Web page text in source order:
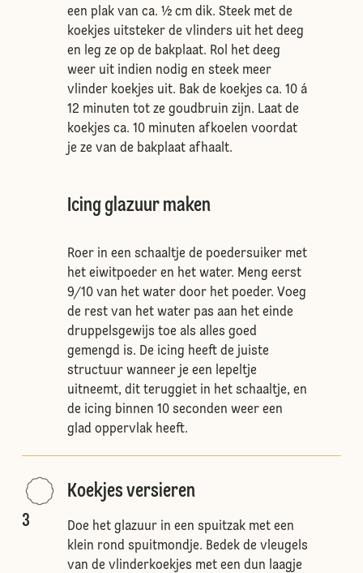
een plak van ca. ½ cm dik. Steek met de
koekjes uitsteker de vlinders uit het deeg
en leg ze op de bakplaat. Rol het deeg
weer uit indien nodig en steek meer
vlinder koekjes uit. Bak de koekjes ca. 10 á
12 minuten tot ze goudbruin zijn. Laat de
koekjes ca. 10 minuten afkoelen voordat
je ze van de bakplaat afhaalt.
Icing glazuur maken
Roer in een schaaltje de poedersuiker met
het eiwitpoeder en het water. Meng eerst
9/10 van het water door het poeder. Voeg
de rest van het water pas aan het einde
druppelsgewijs toe als alles goed
gemengd is. De icing heeft de juiste
structuur wanneer je een lepeltje
uitneemt, dit teruggiet in het schaaltje, en
de icing binnen 10 seconden weer een
glad oppervlak heeft.
3
Koekjes versieren
Doe het glazuur in een spuitzak met een
klein rond spuitmondje. Bedek de vleugels
van de vlinderkoekjes met een dun laagje